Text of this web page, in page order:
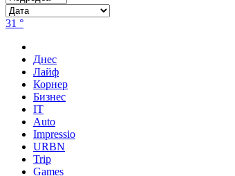
31 °
Днес
Лайф
Корнер
Бизнес
IT
Auto
Impressio
URBN
Trip
Games